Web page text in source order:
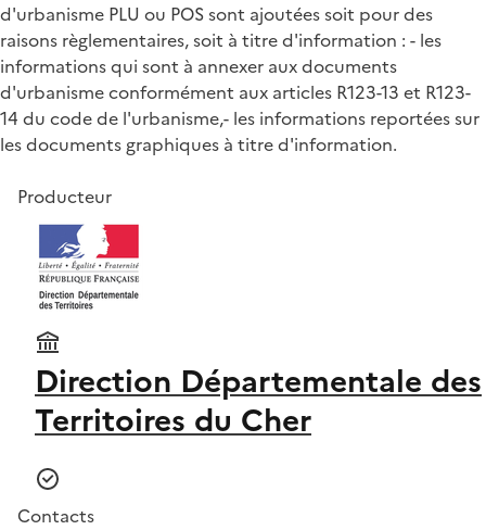
d'urbanisme PLU ou POS sont ajoutées soit pour des
raisons règlementaires, soit à titre d'information : - les
informations qui sont à annexer aux documents
d'urbanisme conformément aux articles R123-13 et R123-
14 du code de l'urbanisme,- les informations reportées sur
les documents graphiques à titre d'information.
Producteur
Direction Départementale des
Territoires du Cher
Contacts